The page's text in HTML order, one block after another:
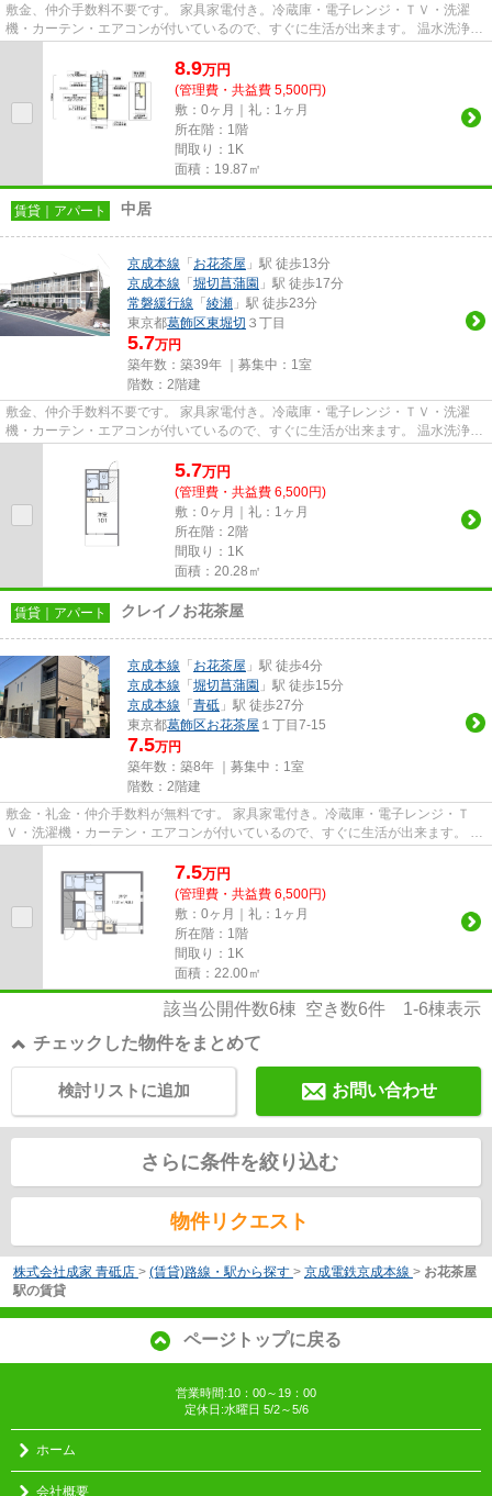
敷金、仲介手数料不要です。 家具家電付き。冷蔵庫・電子レンジ・ＴＶ・洗濯
機・カーテン・エアコンが付いているので、すぐに生活が出来ます。 温水洗浄便
8.9万円
(管理費・共益費 5,500円)
敷：0ヶ月｜礼：1ヶ月
所在階：1階
間取り：1K
面積：19.87㎡
賃貸｜アパート 中居
京成本線 「 お花茶屋 」駅 徒歩13分
京成本線 「 堀切菖蒲園 」駅 徒歩17分
常磐緩行線 「 綾瀬 」駅 徒歩23分
東京都葛飾区東堀切 ３丁目
5.7万円
築年数：築39年 ｜募集中： 1室
階数：2階建
敷金、仲介手数料不要です。 家具家電付き。冷蔵庫・電子レンジ・ＴＶ・洗濯
機・カーテン・エアコンが付いているので、すぐに生活が出来ます。 温水洗浄便
5.7万円
(管理費・共益費 6,500円)
敷：0ヶ月｜礼：1ヶ月
所在階：2階
間取り：1K
面積：20.28㎡
賃貸｜アパート クレイノお花茶屋
京成本線 「 お花茶屋 」駅 徒歩4分
京成本線 「 堀切菖蒲園 」駅 徒歩15分
京成本線 「 青砥 」駅 徒歩27分
東京都葛飾区お花茶屋 １丁目7-15
7.5万円
築年数：築8年 ｜募集中： 1室
階数：2階建
敷金・礼金・仲介手数料が無料です。 家具家電付き。冷蔵庫・電子レンジ・Ｔ
Ｖ・洗濯機・カーテン・エアコンが付いているので、すぐに生活が出来ます。 独
7.5万円
(管理費・共益費 6,500円)
敷：0ヶ月｜礼：1ヶ月
所在階：1階
間取り：1K
面積：22.00㎡
該当公開件数6棟 空き数6件 1-6棟表示
チェックした物件をまとめて
お問い合わせ
検討リストに追加
さらに条件を絞り込む
物件リクエスト
株式会社成家 青砥店 > (賃貸)路線・駅から探す > 京成電鉄京成本線 > お花茶屋
駅の賃貸
ページトップに戻る
営業時間:10：00～19：00
定休日:水曜日 5/2～5/6
ホーム
会社概要